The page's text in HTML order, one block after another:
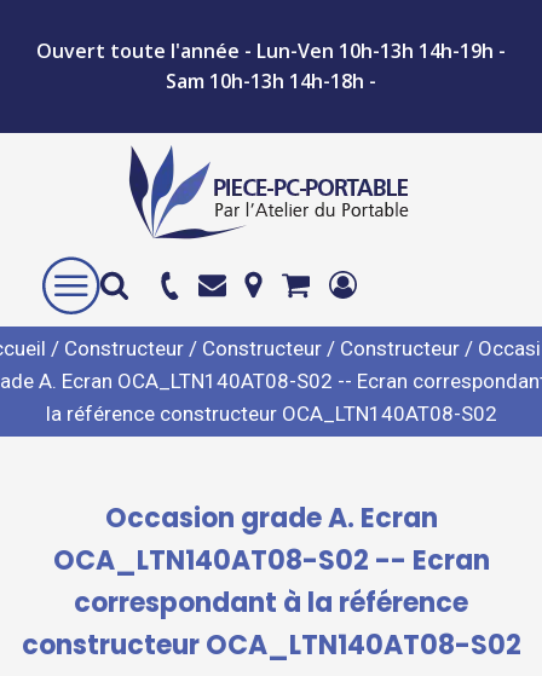
Ouvert toute l'année - Lun-Ven 10h-13h 14h-19h -
Sam 10h-13h 14h-18h -
/ Constructeur/ Constructeur/ Constructeur/
A. Ecran OCA_LTN140AT08-S02 -- Ecran
la référence constructeur OCA_LTN140AT08-S02
Occasion grade A. Ecran
OCA_LTN140AT08-S02 -- Ecran
correspondant à la référence
constructeur OCA_LTN140AT08-S02